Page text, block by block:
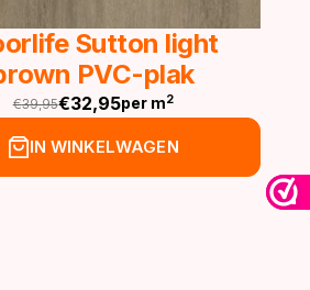
Sutton light
PVC-plak
€39,95
Oorspronkelijke
prijs
€32,95
Huidige
prijs
per m2
IN WINKELWAGEN